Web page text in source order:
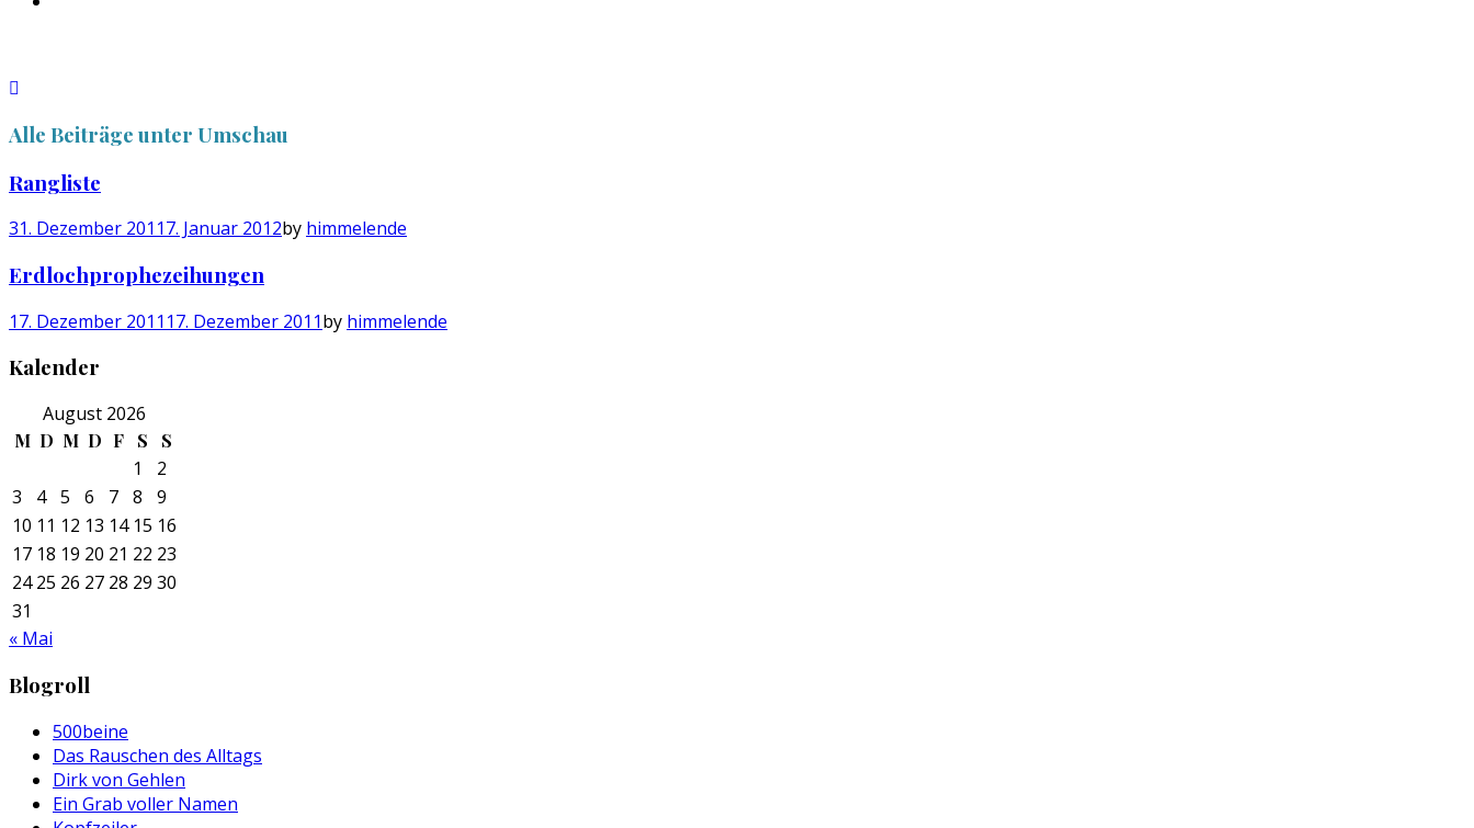
anzeigen
Alle Beiträge unter Umschau
Rangliste
31. Dezember 20117. Januar 2012by himmelende
Erdlochprophezeihungen
17. Dezember 2011 17. Dezember 2011by himmelende
Kalender
August 2026
M D M D F S S
1
2
3
4 5 6 7 8
9
10 11 12 13 14 15 16
17 18 19 20 21 22 23
24 25 26 27 28 29 30
31
« Mai
Blogroll
500beine
Das Rauschen des Alltags
Dirk von Gehlen
Ein Grab voller Namen